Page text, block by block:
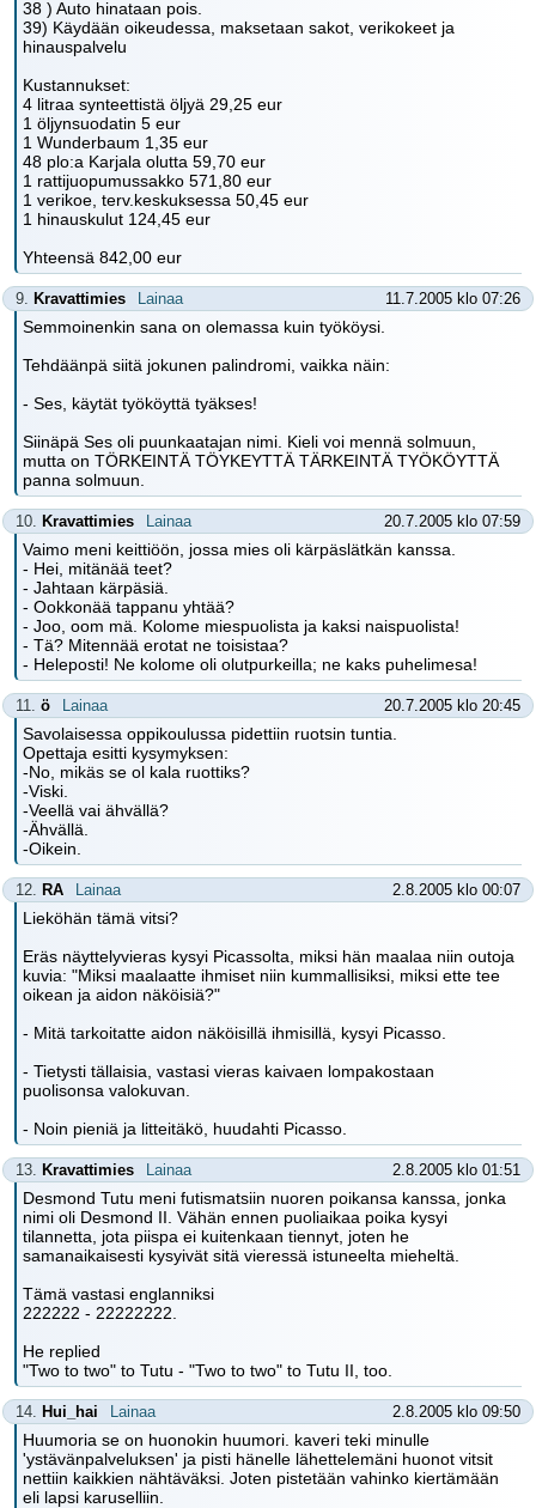
38 ) Auto hinataan pois.
39) Käydään oikeudessa, maksetaan sakot, verikokeet ja
hinauspalvelu
Kustannukset:
4 litraa synteettistä öljyä 29,25 eur
1 öljynsuodatin 5 eur
1 Wunderbaum 1,35 eur
48 plo:a Karjala olutta 59,70 eur
1 rattijuopumussakko 571,80 eur
1 verikoe, terv.keskuksessa 50,45 eur
1 hinauskulut 124,45 eur
Yhteensä 842,00 eur
9. Kravattimies Lainaa 11.7.2005 klo 07:26
Semmoinenkin sana on olemassa kuin työköysi.
Tehdäänpä siitä jokunen palindromi, vaikka näin:
- Ses, käytät työköyttä tyäkses!
Siinäpä Ses oli puunkaatajan nimi. Kieli voi mennä solmuun,
mutta on TÖRKEINTÄ TÖYKEYTTÄ TÄRKEINTÄ TYÖKÖYTTÄ
panna solmuun.
10. Kravattimies Lainaa 20.7.2005 klo 07:59
Vaimo meni keittiöön, jossa mies oli kärpäslätkän kanssa.
- Hei, mitänää teet?
- Jahtaan kärpäsiä.
- Ookkonää tappanu yhtää?
- Joo, oom mä. Kolome miespuolista ja kaksi naispuolista!
- Tä? Mitennää erotat ne toisistaa?
- Heleposti! Ne kolome oli olutpurkeilla; ne kaks puhelimesa!
11. ö Lainaa 20.7.2005 klo 20:45
Savolaisessa oppikoulussa pidettiin ruotsin tuntia.
Opettaja esitti kysymyksen:
-No, mikäs se ol kala ruottiks?
-Viski.
-Veellä vai ähvällä?
-Ähvällä.
-Oikein.
12. RA Lainaa 2.8.2005 klo 00:07
Lieköhän tämä vitsi?
Eräs näyttelyvieras kysyi Picassolta, miksi hän maalaa niin outoja
kuvia: "Miksi maalaatte ihmiset niin kummallisiksi, miksi ette tee
oikean ja aidon näköisiä?"
- Mitä tarkoitatte aidon näköisillä ihmisillä, kysyi Picasso.
- Tietysti tällaisia, vastasi vieras kaivaen lompakostaan
puolisonsa valokuvan.
- Noin pieniä ja litteitäkö, huudahti Picasso.
13. Kravattimies Lainaa 2.8.2005 klo 01:51
Desmond Tutu meni futismatsiin nuoren poikansa kanssa, jonka
nimi oli Desmond II. Vähän ennen puoliaikaa poika kysyi
tilannetta, jota piispa ei kuitenkaan tiennyt, joten he
samanaikaisesti kysyivät sitä vieressä istuneelta mieheltä.
Tämä vastasi englanniksi
222222 - 22222222.
He replied
"Two to two" to Tutu - "Two to two" to Tutu II, too.
14. Hui_hai Lainaa 2.8.2005 klo 09:50
Huumoria se on huonokin huumori. kaveri teki minulle
'ystävänpalveluksen' ja pisti hänelle lähettelemäni huonot vitsit
nettiin kaikkien nähtäväksi. Joten pistetään vahinko kiertämään
eli lapsi karuselliin.